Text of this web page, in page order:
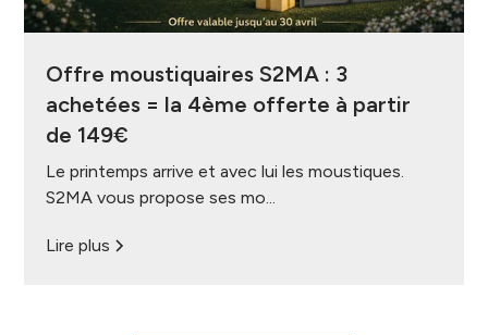
Offre moustiquaires S2MA : 3
achetées = la 4ème offerte à partir
de 149€
Le printemps arrive et avec lui les moustiques.
S2MA vous propose ses mo...
Lire plus